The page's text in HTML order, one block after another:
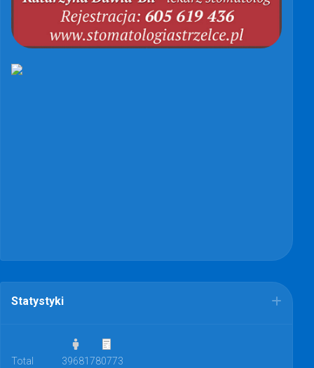
Statystyki
Total 39681 780773